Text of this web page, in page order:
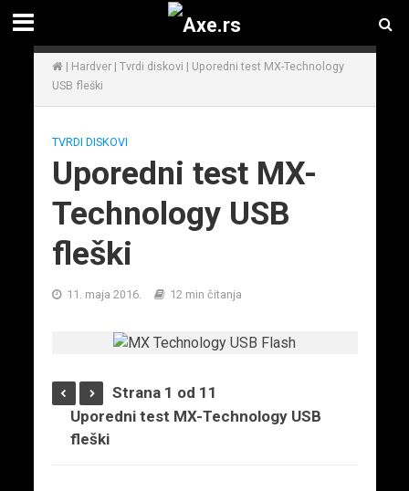
| Hardver| Tvrdi diskovi | Uporedni test MX-Technology
USB fleški
TVRDI DISKOVI
Uporedni test MX-
Technology USB
fleški
11. maja 2016. 12 min čitanja
Strana 1 od 11
Uporedni test MX-Technology USB
fleški